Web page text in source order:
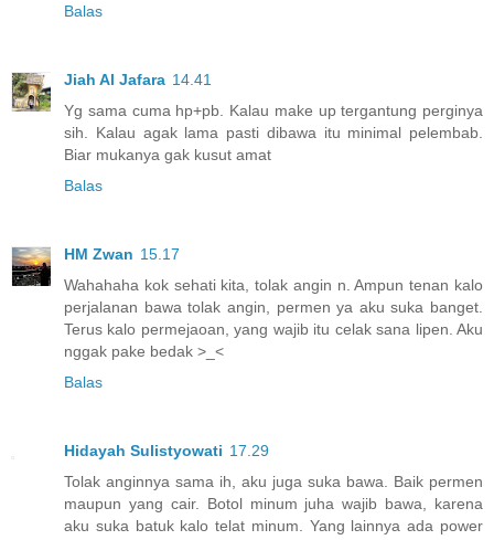
Balas
Jiah Al Jafara 14.41
Yg sama cuma hp+pb. Kalau make up tergantung perginya
sih. Kalau agak lama pasti dibawa itu minimal pelembab.
Biar mukanya gak kusut amat
Balas
HM Zwan 15.17
Wahahaha kok sehati kita, tolak angin n. Ampun tenan kalo
perjalanan bawa tolak angin, permen ya aku suka banget.
Terus kalo permejaoan, yang wajib itu celak sana lipen. Aku
nggak pake bedak >_<
Balas
Hidayah Sulistyowati 17.29
Tolak anginnya sama ih, aku juga suka bawa. Baik permen
maupun yang cair. Botol minum juha wajib bawa, karena
aku suka batuk kalo telat minum. Yang lainnya ada power